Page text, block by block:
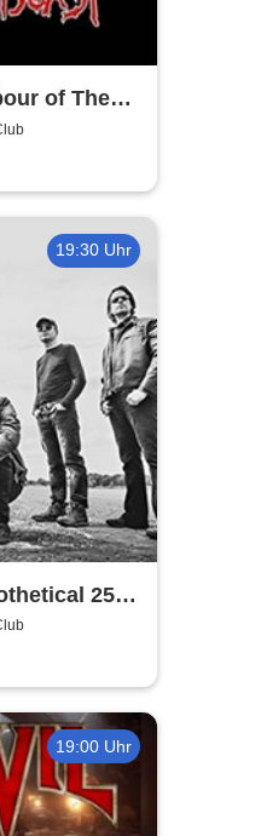
of The
19:30 Uhr
25th
19:00 Uhr